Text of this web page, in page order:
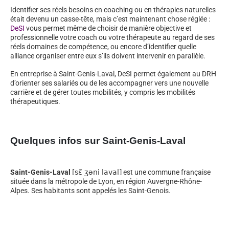
Identifier ses réels besoins en coaching ou en thérapies naturelles
était devenu un casse-tête, mais c’est maintenant chose réglée :
DeSI vous permet même de choisir de manière objective et
professionnelle votre coach ou votre thérapeute au regard de ses
réels domaines de compétence, ou encore d’identifier quelle
alliance organiser entre eux s’ils doivent intervenir en parallèle.
En entreprise à Saint-Genis-Laval, DeSI permet également au DRH
d’orienter ses salariés ou de les accompagner vers une nouvelle
carrière et de gérer toutes mobilités, y compris les mobilités
thérapeutiques.
Quelques infos sur Saint-Genis-Laval
Saint-Genis-Laval [sɛ̃ ʒəni laval]est une commune française
située dans la métropole de Lyon, en région Auvergne-Rhône-
Alpes. Ses habitants sont appelés les Saint-Genois.